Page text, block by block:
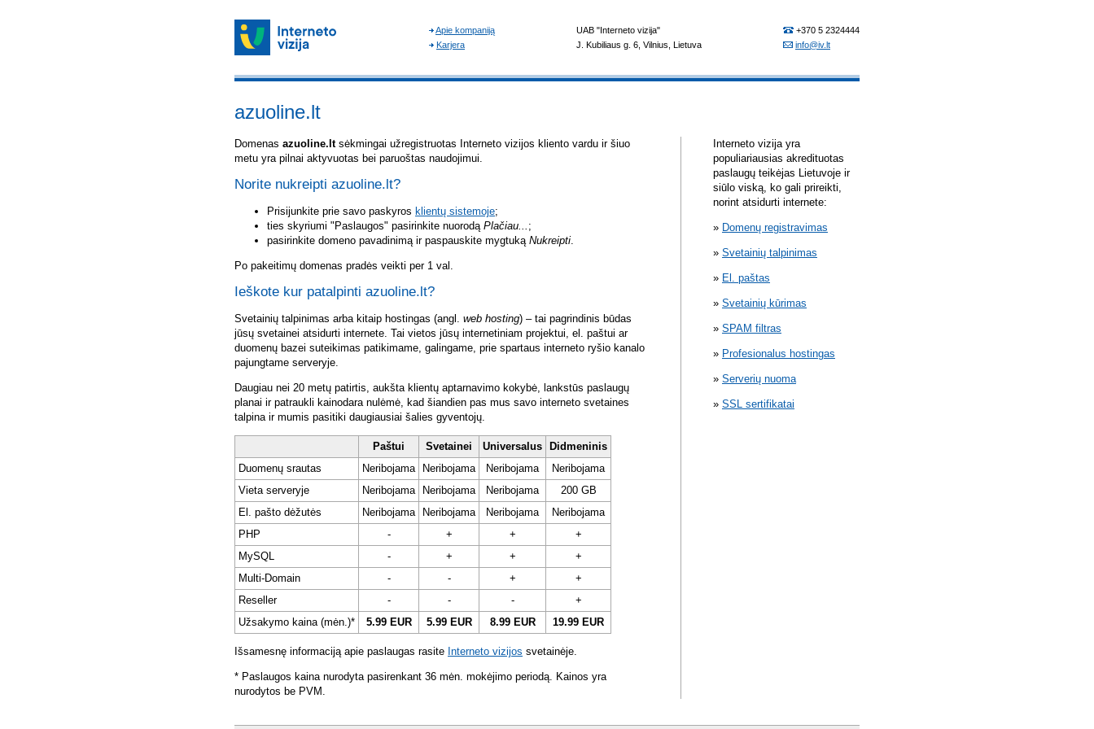
azuoline.lt
Domenas azuoline.ltsėkmingai užregistruotas Interneto vizijos kliento vardu ir šiuo
metu yra pilnai aktyvuotas bei paruoštas naudojimui.
Norite nukreipti azuoline.lt?
Prisijunkite prie savo paskyros klientų sistemoje;
ties skyriumi "Paslaugos" pasirinkite nuorodą Plačiau... ;
pasirinkite domeno pavadinimą ir paspauskite mygtuką Nukreipti.
Po pakeitimų domenas pradės veikti per 1 val.
Ieškote kur patalpinti azuoline.lt?
Svetainių talpinimas arba kitaip hostingas (angl. web hosting) – tai pagrindinis būdas
jūsų svetainei atsidurti internete. Tai vietos jūsų internetiniam projektui, el. paštui ar
duomenų bazei suteikimas patikimame, galingame, prie spartaus interneto ryšio kanalo
pajungtame serveryje.
Daugiau nei 20 metų patirtis, aukšta klientų aptarnavimo kokybė, lankstūs paslaugų
planai ir patraukli kainodara nulėmė, kad šiandien pas mus savo interneto svetaines
talpina ir mumis pasitiki daugiausiai šalies gyventojų.
Paštui Svetainei Universalus
Didmeninis
Duomenų srautas
Neribojama Neribojama Neribojama
Neribojama
Vieta serveryje
Neribojama Neribojama Neribojama
200 GB
El. pašto dėžutės
Neribojama Neribojama Neribojama
Neribojama
PHP
- + +
+
MySQL
- + +
+
Multi-Domain
- - +
+
Reseller
- - -
+
Užsakymo kaina (mėn.)*
5.99 EUR 5.99 EUR 8.99 EUR 19.99 EUR
Išsamesnę informaciją apie paslaugas rasite Interneto vizijos svetainėje.
* Paslaugos kaina nurodyta pasirenkant 36 mėn. mokėjimo periodą. Kainos yra
nurodytos be PVM.
Interneto vizija yra
populiariausias akredituotas
paslaugų teikėjas Lietuvoje ir
siūlo viską, ko gali prireikti,
norint atsidurti internete:
Domenų registravimas
Svetainių talpinimas
El. paštas
Svetainių kūrimas
SPAM filtras
Profesionalus hostingas
Serverių nuoma
SSL sertifikatai